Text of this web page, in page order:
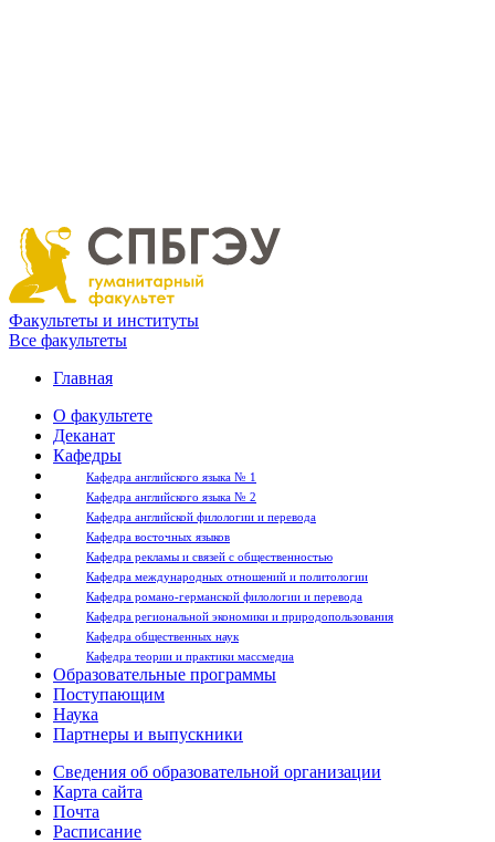
Факультеты и институты
Все факультеты
Главная
О факультете
Деканат
Кафедры
Кафедра английского языка № 1
Кафедра английского языка № 2
Кафедра английской филологии и перевода
Кафедра восточных языков
Кафедра рекламы и связей с общественностью
Кафедра международных отношений и политологии
Кафедра романо-германской филологии и перевода
Кафедра региональной экономики и природопользования
Кафедра общественных наук
Кафедра теории и практики массмедиа
Образовательные программы
Поступающим
Наука
Партнеры и выпускники
Сведения об образовательной организации
Карта сайта
Почта
Расписание